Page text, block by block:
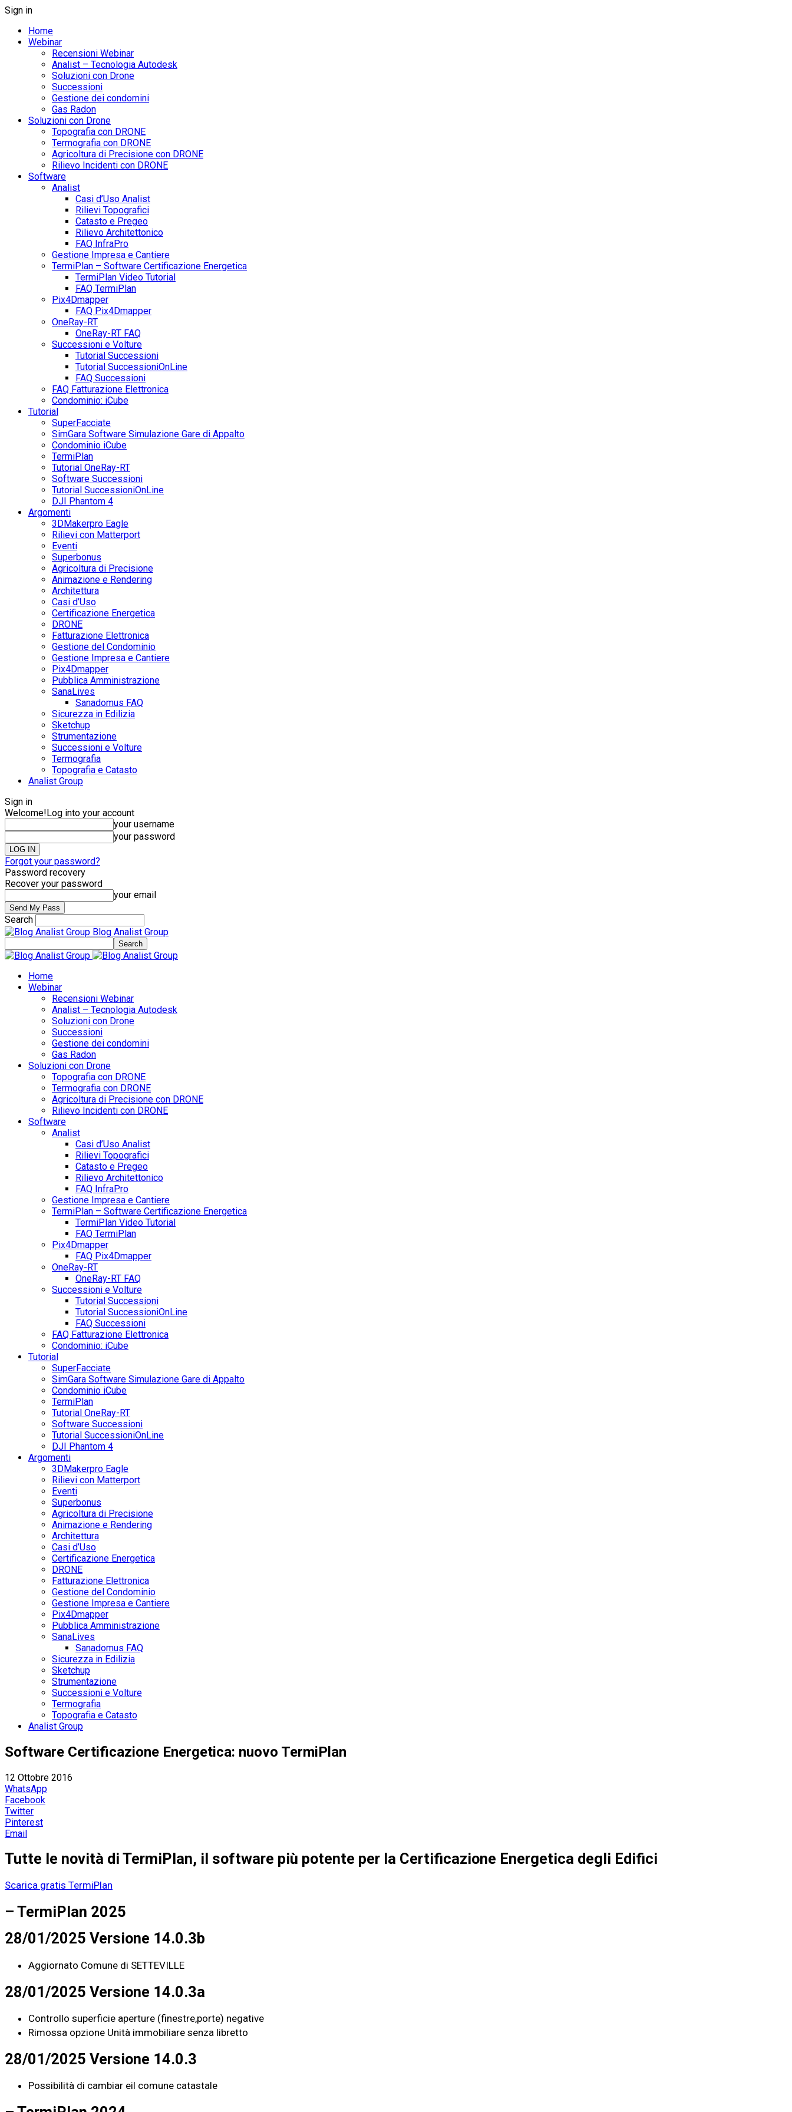
Sign in
Home
Webinar
Recensioni Webinar
Analist – Tecnologia Autodesk
Soluzioni con Drone
Successioni
Gestione dei condomini
Gas Radon
Soluzioni con Drone
Topografia con DRONE
Termografia con DRONE
Agricoltura di Precisione con DRONE
Rilievo Incidenti con DRONE
Software
Analist
Casi d’Uso Analist
Rilievi Topografici
Catasto e Pregeo
Rilievo Architettonico
FAQ InfraPro
Gestione Impresa e Cantiere
TermiPlan – Software Certificazione Energetica
TermiPlan Video Tutorial
FAQ TermiPlan
Pix4Dmapper
FAQ Pix4Dmapper
OneRay-RT
OneRay-RT FAQ
Successioni e Volture
Tutorial Successioni
Tutorial SuccessioniOnLine
FAQ Successioni
FAQ Fatturazione Elettronica
Condominio: iCube
Tutorial
SuperFacciate
SimGara Software Simulazione Gare di Appalto
Condominio iCube
TermiPlan
Tutorial OneRay-RT
Software Successioni
Tutorial SuccessioniOnLine
DJI Phantom 4
Argomenti
3DMakerpro Eagle
Rilievi con Matterport
Eventi
Superbonus
Agricoltura di Precisione
Animazione e Rendering
Architettura
Casi d’Uso
Certificazione Energetica
DRONE
Fatturazione Elettronica
Gestione del Condominio
Gestione Impresa e Cantiere
Pix4Dmapper
Pubblica Amministrazione
SanaLives
Sanadomus FAQ
Sicurezza in Edilizia
Sketchup
Strumentazione
Successioni e Volture
Termografia
Topografia e Catasto
Analist Group
Sign in
Welcome!Log into your account
your username
your password
Forgot your password?
Password recovery
Recover your password
your email
Search
Blog Analist Group
Home
Webinar
Recensioni Webinar
Analist – Tecnologia Autodesk
Soluzioni con Drone
Successioni
Gestione dei condomini
Gas Radon
Soluzioni con Drone
Topografia con DRONE
Termografia con DRONE
Agricoltura di Precisione con DRONE
Rilievo Incidenti con DRONE
Software
Analist
Casi d’Uso Analist
Rilievi Topografici
Catasto e Pregeo
Rilievo Architettonico
FAQ InfraPro
Gestione Impresa e Cantiere
TermiPlan – Software Certificazione Energetica
TermiPlan Video Tutorial
FAQ TermiPlan
Pix4Dmapper
FAQ Pix4Dmapper
OneRay-RT
OneRay-RT FAQ
Successioni e Volture
Tutorial Successioni
Tutorial SuccessioniOnLine
FAQ Successioni
FAQ Fatturazione Elettronica
Condominio: iCube
Tutorial
SuperFacciate
SimGara Software Simulazione Gare di Appalto
Condominio iCube
TermiPlan
Tutorial OneRay-RT
Software Successioni
Tutorial SuccessioniOnLine
DJI Phantom 4
Argomenti
3DMakerpro Eagle
Rilievi con Matterport
Eventi
Superbonus
Agricoltura di Precisione
Animazione e Rendering
Architettura
Casi d’Uso
Certificazione Energetica
DRONE
Fatturazione Elettronica
Gestione del Condominio
Gestione Impresa e Cantiere
Pix4Dmapper
Pubblica Amministrazione
SanaLives
Sanadomus FAQ
Sicurezza in Edilizia
Sketchup
Strumentazione
Successioni e Volture
Termografia
Topografia e Catasto
Analist Group
Software Certificazione Energetica: nuovo TermiPlan
12 Ottobre 2016
WhatsApp
Facebook
Twitter
Pinterest
Email
Tutte le novità di TermiPlan, il software più potente per la Certificazione Energetica degli Edifici
Scarica gratis TermiPlan
– TermiPlan 2025
28/01/2025 Versione 14.0.3b
Aggiornato Comune di SETTEVILLE
28/01/2025 Versione 14.0.3a
Controllo superficie aperture (finestre,porte) negative
Rimossa opzione Unità immobiliare senza libretto
28/01/2025 Versione 14.0.3
Possibilità di cambiar eil comune catastale